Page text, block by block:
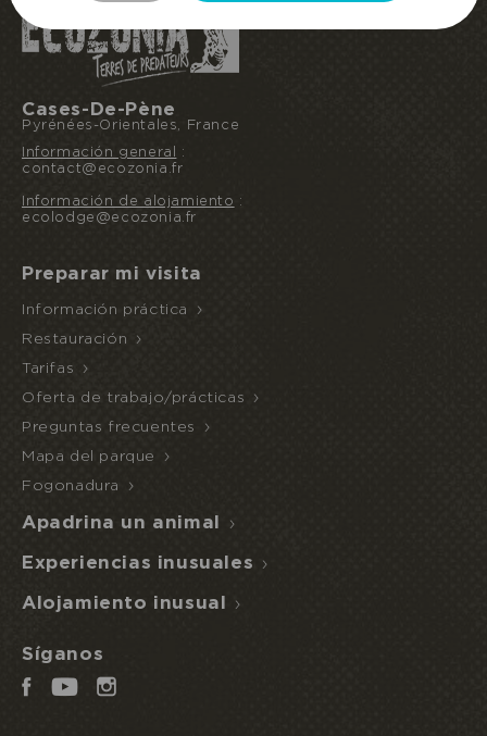
Cases-De-Pène
Pyrénées-Orientales, France
Información general
:
contact@ecozonia.fr
Información de alojamiento :
ecolodge@ecozonia.fr
Preparar mi visita
Información práctica
Restauración
Tarifas
Oferta de trabajo/prácticas
Preguntas frecuentes
Mapa del parque
Fogonadura
Apadrina un animal
Experiencias inusuales
Alojamiento inusual
Síganos
ACCESO